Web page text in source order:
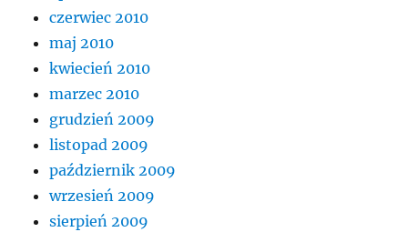
czerwiec 2010
maj 2010
kwiecień 2010
marzec 2010
grudzień 2009
listopad 2009
październik 2009
wrzesień 2009
sierpień 2009